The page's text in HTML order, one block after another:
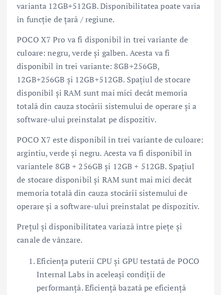
varianta 12GB+512GB. Disponibilitatea poate varia
în funcție de țară / regiune.
POCO X7 Pro va fi disponibil în trei variante de
culoare: negru, verde și galben. Acesta va fi
disponibil în trei variante: 8GB+256GB,
12GB+256GB și 12GB+512GB. Spațiul de stocare
disponibil și RAM sunt mai mici decât memoria
totală din cauza stocării sistemului de operare și a
software-ului preinstalat pe dispozitiv.
POCO X7 este disponibil în trei variante de culoare:
argintiu, verde și negru. Acesta va fi disponibil în
variantele 8GB + 256GB și 12GB + 512GB. Spațiul
de stocare disponibil și RAM sunt mai mici decât
memoria totală din cauza stocării sistemului de
operare și a software-ului preinstalat pe dispozitiv.
Prețul și disponibilitatea variază între piețe și
canale de vânzare.
Eficiența puterii CPU și GPU testată de POCO
Internal Labs în aceleași condiții de
performanță. Eficiență bazată pe eficiență